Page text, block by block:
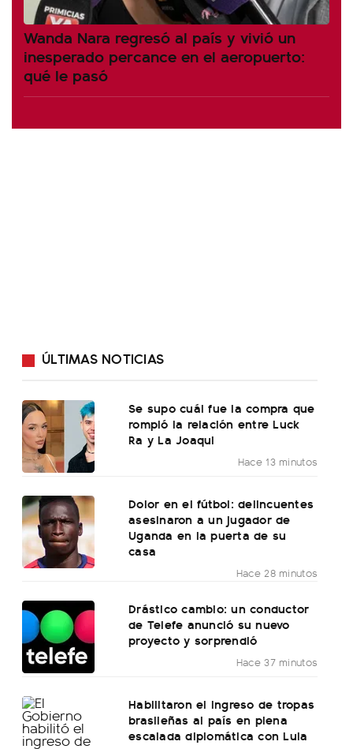
Wanda Nara regresó al país y vivió un
inesperado percance en el aeropuerto:
qué le pasó
ÚLTIMAS NOTICIAS
Se supo cuál fue la compra que
rompió la relación entre Luck
Ra y La Joaqui
Hace 13 minutos
Dolor en el fútbol: delincuentes
asesinaron a un jugador de
Uganda en la puerta de su
casa
Hace 28 minutos
Drástico cambio: un conductor
de Telefe anunció su nuevo
proyecto y sorprendió
Hace 37 minutos
Habilitaron el ingreso de tropas
brasileñas al país en plena
escalada diplomática con Lula